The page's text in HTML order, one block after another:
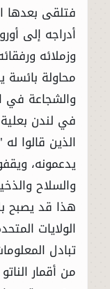
فتلقى بعدها
أدراجه إلى
وزملائه
محاولة بائسة
والشجاعة في
في لندن بعلية
الذين قالوا
يدعمونه،
والسلاح
هذا قد يصبح
الولايات
تبادل
من أقمار